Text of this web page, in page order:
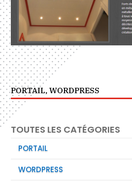
PORTAIL,WORDPRESS
TOUTES LES CATÉGORIES
PORTAIL
WORDPRESS